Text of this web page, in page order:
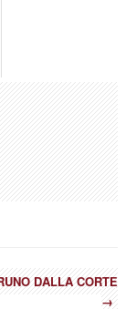
DALLA CORTE
→